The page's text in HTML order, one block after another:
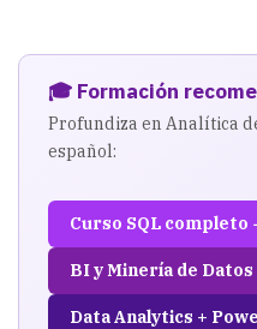
o
con
Access
ya
tenemos
suficiente?
🎓 Formación
Profundiza en Analítica
español:
Curso SQL completo
BI y Minería de
Data Analytics +